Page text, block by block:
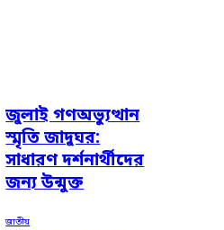
জুলাই গণঅভ্যুত্থান
স্মৃতি জাদুঘর:
সাধারণ দর্শনার্থীদের
জন্য উন্মুক্ত
জাতীয়